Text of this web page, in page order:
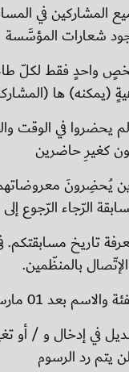
المشاركين في
شعارات المؤسَّسة
واحدٍ فقط لكلّ
(يمكنه) ها
يحضروا في الوقت
كغيرِ حاضرين
يُحضِرونَ
الرّجاء الرّجوع إلى
تاريخ
بالمنظّمين.
بعد 01 مارس 2022
في إدخال و / أو
يتم رد الرسوم